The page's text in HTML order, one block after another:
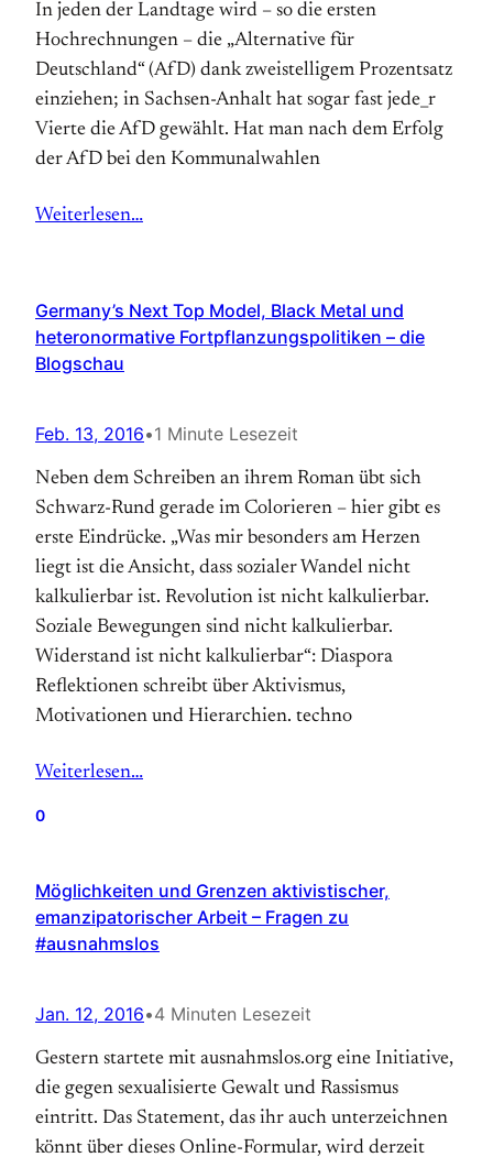
In jeden der Landtage wird – so die ersten
Hochrechnungen – die „Alternative für
Deutschland“ (AfD) dank zweistelligem Prozentsatz
einziehen; in Sachsen-Anhalt hat sogar fast jede_r
Vierte die AfD gewählt. Hat man nach dem Erfolg
der AfD bei den Kommunalwahlen
Weiterlesen…
Germany’s Next Top Model, Black Metal und
heteronormative Fortpflanzungspolitiken – die
Blogschau
Feb. 13, 2016•1 Minute Lesezeit
Neben dem Schreiben an ihrem Roman übt sich
Schwarz-Rund gerade im Colorieren – hier gibt es
erste Eindrücke. „Was mir besonders am Herzen
liegt ist die Ansicht, dass sozialer Wandel nicht
kalkulierbar ist. Revolution ist nicht kalkulierbar.
Soziale Bewegungen sind nicht kalkulierbar.
Widerstand ist nicht kalkulierbar“: Diaspora
Reflektionen schreibt über Aktivismus,
Motivationen und Hierarchien. techno
Weiterlesen…
0
Möglichkeiten und Grenzen aktivistischer,
emanzipatorischer Arbeit – Fragen zu
#ausnahmslos
Jan. 12, 2016•4 Minuten Lesezeit
Gestern startete mit ausnahmslos.org eine Initiative,
die gegen sexualisierte Gewalt und Rassismus
eintritt. Das Statement, das ihr auch unterzeichnen
könnt über dieses Online-Formular, wird derzeit